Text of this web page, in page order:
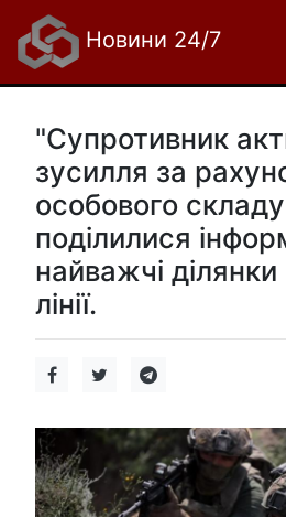
Новини 24/7
"Супротивник
зусилля за
особового
поділилися
найважчі ділянки
лінії.